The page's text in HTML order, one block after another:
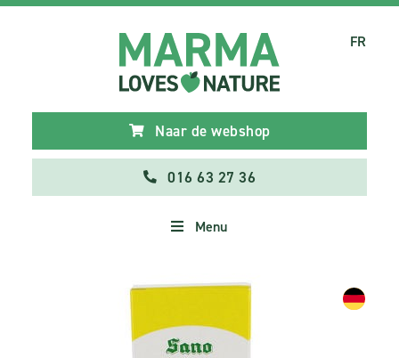
Naar de webshop
016 63 27 36
Menu
FR